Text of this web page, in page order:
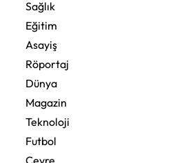
Sağlık
Eğitim
Asayiş
Röportaj
Dünya
Magazin
Teknoloji
Futbol
Çevre